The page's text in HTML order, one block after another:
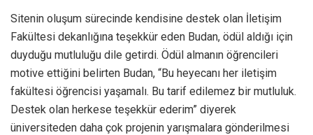
Sitenin oluşum sürecinde kendisine destek olan İletişim
Fakültesi dekanlığına teşekkür eden Budan, ödül aldığı için
duyduğu mutluluğu dile getirdi. Ödül almanın öğrencileri
motive ettiğini belirten Budan, “Bu heyecanı her iletişim
fakültesi öğrencisi yaşamalı. Bu tarif edilemez bir mutluluk.
Destek olan herkese teşekkür ederim” diyerek
üniversiteden daha çok projenin yarışmalara gönderilmesi